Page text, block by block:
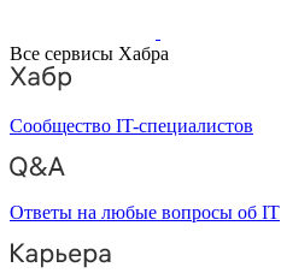
Все сервисы Хабра
Сообщество IT-специалистов
Ответы на любые вопросы об IT